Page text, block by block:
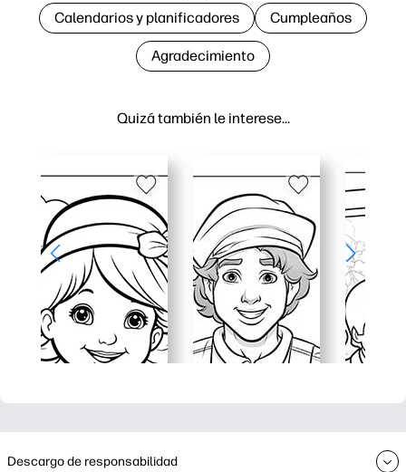
Quizá también le interese…
Calendarios y planificadores Cumpleaños
Agradecimiento
Descargo de responsabilidad